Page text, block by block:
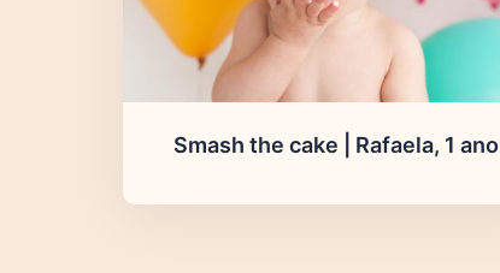
Smash the cake | Rafaela, 1 ano